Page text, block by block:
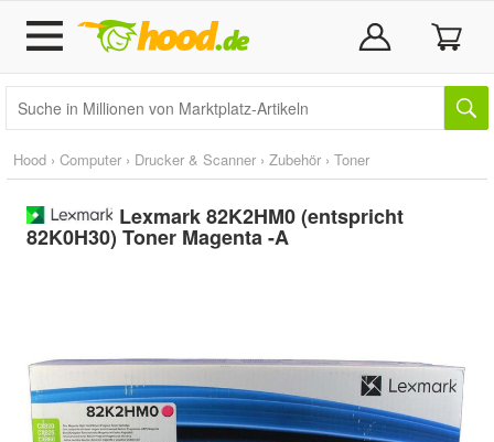
Hood › Computer › Drucker & Scanner › Zubehör › Toner
Lexmark 82K2HM0 (entspricht
82K0H30) Toner Magenta -A